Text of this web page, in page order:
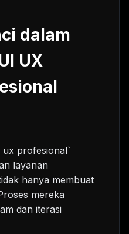
dalam
UX
ux profesional`
layanan
hanya membuat
mereka
dan iterasi